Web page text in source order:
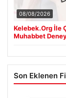
08/08/2026
Kelebek.Org İle
Muhabbet
Son Eklenen